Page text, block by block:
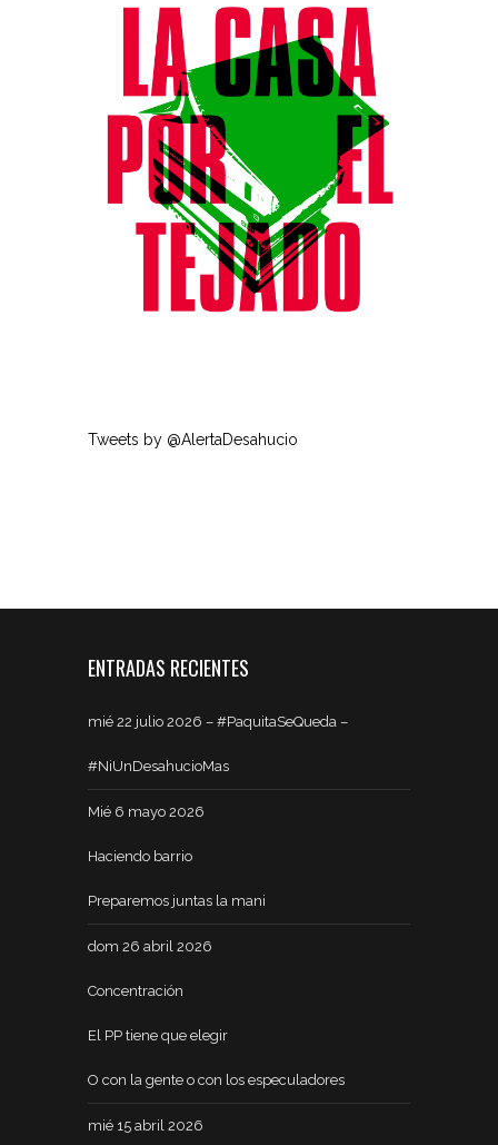
Tweets by @AlertaDesahucio
ENTRADAS RECIENTES
mié 22 julio 2026 – #PaquitaSeQueda –
#NiUnDesahucioMas
Mié 6 mayo 2026
Haciendo barrio
Preparemos juntas la mani
dom 26 abril 2026
Concentración
El PP tiene que elegir
O con la gente o con los especuladores
mié 15 abril 2026